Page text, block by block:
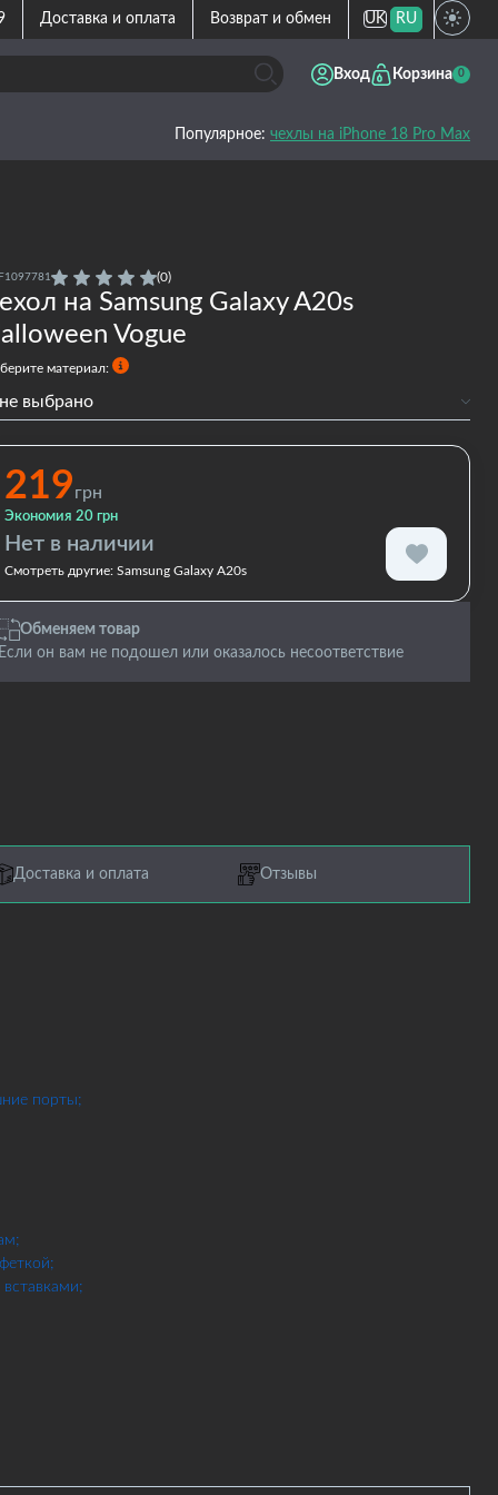
Доставка и оплата Возврат и обмен UK RU
Вход Корзина 0
Популярное: чехлы на iPhone 18 Pro Max
F1097781 (0)
на Samsung Galaxy A20s
Vogue
материал:
не выбрано
219грн
Экономия 20 грн
Нет в наличии
Смотреть другие: Samsung Galaxy A20s
Обменяем товар
Если он вам не подошел или оказалось несоответствие
Доставка и оплата Отзывы
порты;